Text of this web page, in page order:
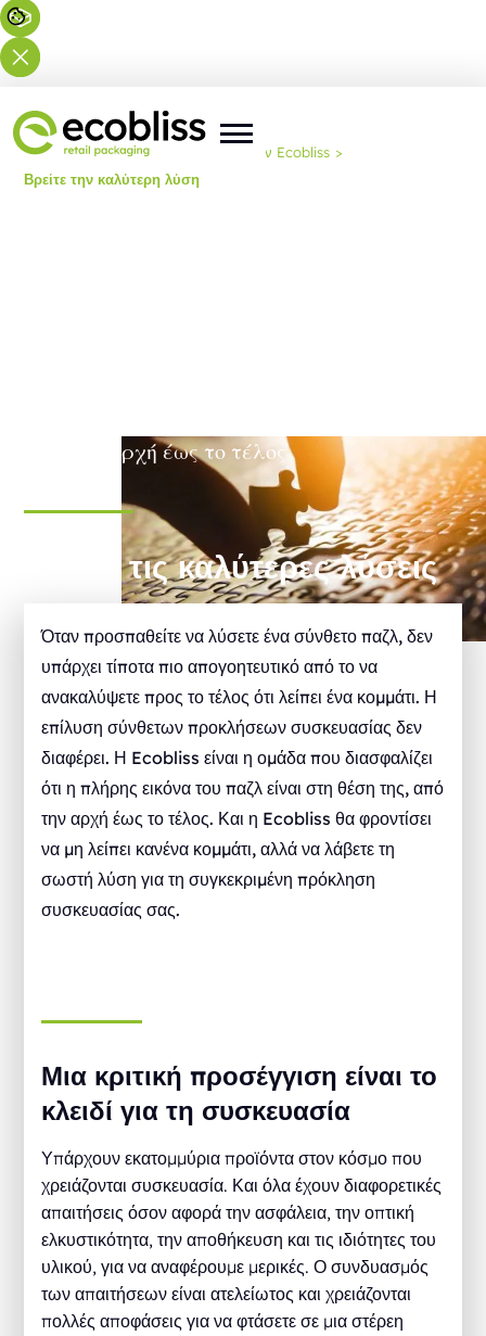
Βρίσκεστε εδώ: Αρχική Επιλέξτε την Ecobliss >
Βρείτε την καλύτερη λύση
Από την αρχή έως το τέλος
Βρείτε τις καλύτερες λύσεις
Όταν προσπαθείτε να λύσετε ένα σύνθετο παζλ, δεν
υπάρχει τίποτα πιο απογοητευτικό από το να
ανακαλύψετε προς το τέλος ότι λείπει ένα κομμάτι. Η
επίλυση σύνθετων προκλήσεων συσκευασίας δεν
διαφέρει. Η Ecobliss είναι η ομάδα που διασφαλίζει
ότι η πλήρης εικόνα του παζλ είναι στη θέση της, από
την αρχή έως το τέλος. Και η Ecobliss θα φροντίσει
να μη λείπει κανένα κομμάτι, αλλά να λάβετε τη
σωστή λύση για τη συγκεκριμένη πρόκληση
συσκευασίας σας.
Μια κριτική προσέγγιση είναι το
κλειδί για τη συσκευασία
Υπάρχουν εκατομμύρια προϊόντα στον κόσμο που
χρειάζονται συσκευασία. Και όλα έχουν διαφορετικές
απαιτήσεις όσον αφορά την ασφάλεια, την οπτική
ελκυστικότητα, την αποθήκευση και τις ιδιότητες του
υλικού, για να αναφέρουμε μερικές. Ο συνδυασμός
των απαιτήσεων είναι ατελείωτος και χρειάζονται
πολλές αποφάσεις για να φτάσετε σε μια στέρεη